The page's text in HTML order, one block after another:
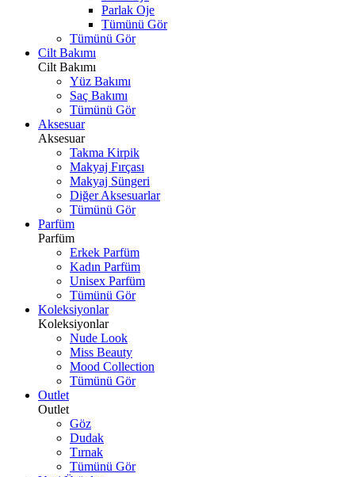
Parlak Oje
Tümünü Gör
Tümünü Gör
Cilt Bakımı
Cilt Bakımı
Yüz Bakımı
Saç Bakımı
Tümünü Gör
Aksesuar
Aksesuar
Takma Kirpik
Makyaj Fırçası
Makyaj Süngeri
Diğer Aksesuarlar
Tümünü Gör
Parfüm
Parfüm
Erkek Parfüm
Kadın Parfüm
Unisex Parfüm
Tümünü Gör
Koleksiyonlar
Koleksiyonlar
Nude Look
Miss Beauty
Mood Collection
Tümünü Gör
Outlet
Outlet
Göz
Dudak
Tırnak
Tümünü Gör